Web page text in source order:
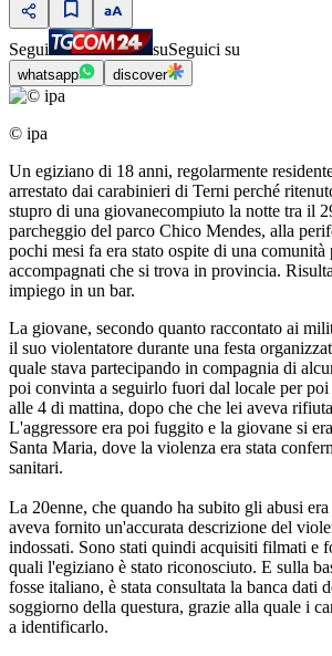
Segui suSeguici su
whatsapp discover
© ipa
Un egiziano di 18 anni, regolarmente
arrestato dai carabinieri di Terni perché
stupro di una giovanecompiuto la notte tra il
parcheggio del parco Chico Mendes, alla
pochi mesi fa era stato ospite di una
accompagnati che si trova in provincia.
impiego in un bar.
La giovane, secondo quanto raccontato ai
il suo violentatore durante una festa
quale stava partecipando in compagnia di
poi convinta a seguirlo fuori dal locale per
alle 4 di mattina, dopo che che lei aveva
L'aggressore era poi fuggito e la giovane si
Santa Maria, dove la violenza era stata
sanitari.
La 20enne, che quando ha subito gli abusi
aveva fornito un'accurata descrizione del
indossati. Sono stati quindi acquisiti filmati e
quali l'egiziano è stato riconosciuto. E sulla
fosse italiano, è stata consultata la banca dati
soggiorno della questura, grazie alla quale i
a identificarlo.